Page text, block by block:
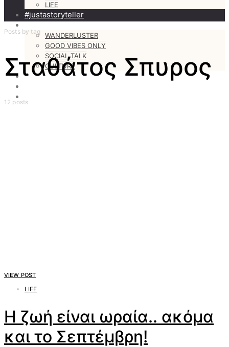
LIFE
#justastoryteller
MORE
WANDERLUSTER
GOOD VIBES ONLY
SOCIAL TALK
CULTURE
LOVESTARS
Posts by tag
Σταθάτος Σπυρος
12 posts
VIEW POST
LIFE
H ζωή είναι ωραία.. ακόμα
και το Σεπτέμβρη!